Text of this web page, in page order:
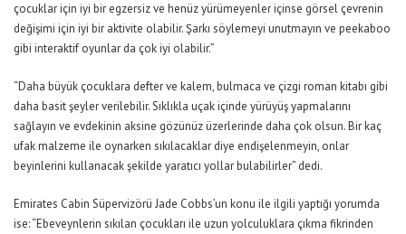
çocuklar için iyi bir egzersiz ve henüz yürümeyenler içinse görsel çevrenin
değişimi için iyi bir aktivite olabilir. Şarkı söylemeyi unutmayın ve peekaboo
gibi interaktif oyunlar da çok iyi olabilir.”
“Daha büyük çocuklara defter ve kalem, bulmaca ve çizgi roman kitabı gibi
daha basit şeyler verilebilir. Sıklıkla uçak içinde yürüyüş yapmalarını
sağlayın ve evdekinin aksine gözünüz üzerlerinde daha çok olsun. Bir kaç
ufak malzeme ile oynarken sıkılacaklar diye endişelenmeyin, onlar
beyinlerini kullanacak şekilde yaratıcı yollar bulabilirler” dedi.
Emirates Cabin Süpervizörü Jade Cobbs’un konu ile ilgili yaptığı yorumda
ise: “Ebeveynlerin sıkılan çocukları ile uzun yolculuklara çıkma fikrinden